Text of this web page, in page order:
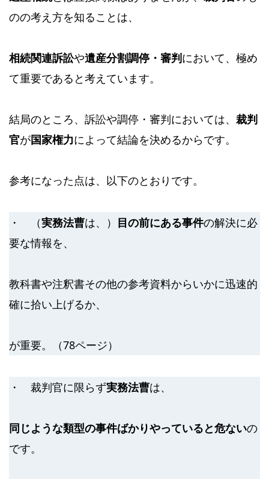
のの考え方を知ることは、
相続関連訴訟や遺産分割調停・審判において、極め
て重要であると考えています。
結局のところ、訴訟や調停・審判においては、 裁判
官が国家権力によって結論を決めるからです。
参考になった点は、以下のとおりです。
・ （実務法曹は、） 目の前にある事件の解決に必
要な情報を、
教科書や注釈書その他の参考資料からいかに迅速的
確に拾い上げるか、
が重要。（78ページ）
・ 裁判官に限らず実務法曹は、
同じような類型の事件ばかりやっていると危ないの
です。